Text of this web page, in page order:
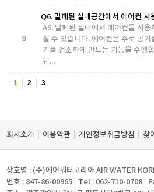
9
Q6. 밀폐된 실내공간에서 에어컨 사
A6. 밀폐된 실내에서 에어컨을 사용
칠 수 있습니다. 에어컨은 주로 공
기를 건조하게 만드는 기능을 수행
된...
1 2 3
회사소개 이용약관 개인정보취급방침 찾
상호명 : (주)에어워터코리아 AIR WATER
번호 : 847-86-00965
Tel : 062-710-0708